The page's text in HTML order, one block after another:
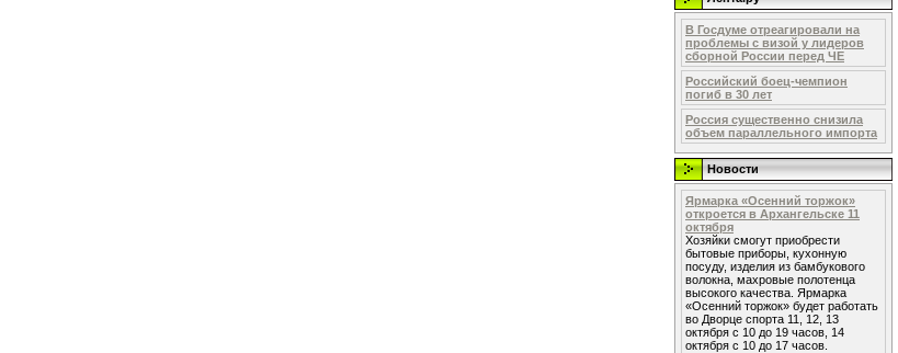
В Госдуме отреагировали на
проблемы с визой у лидеров
сборной России перед ЧЕ
Российский боец-чемпион
погиб в 30 лет
Россия существенно снизила
объем параллельного импорта
Новости
Ярмарка «Осенний торжок»
откроется в Архангельске 11
октября
Хозяйки смогут приобрести
бытовые приборы, кухонную
посуду, изделия из бамбукового
волокна, махровые полотенца
высокого качества. Ярмарка
«Осенний торжок» будет работать
во Дворце спорта 11, 12, 13
октября с 10 до 19 часов, 14
октября с 10 до 17 часов.